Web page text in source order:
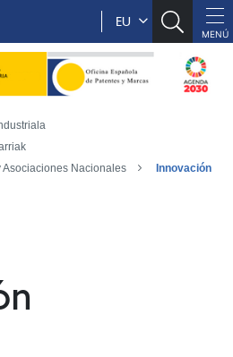
EU
Asociaciones Nacionales
Innovación